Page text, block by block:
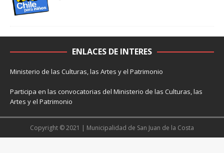
ENLACES DE INTERES
Ministerio de las Culturas, las Artes y el Patrimonio
Participa en las convocatorias del Ministerio de las Culturas, las
Artes y el Patrimonio
Copyright © 2021 | Municipalidad de San Juan de la Costa